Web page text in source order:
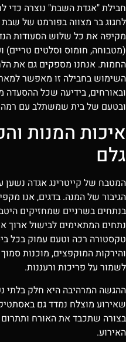
חבילת "אגדת השבת" נוצרה כדי
לחגוג בר מצווה בפורמט של
מקיפה את כל שלוש הסעודות
(מטבוחה, חומוס וסלטים טריים)
החמות. אנחנו מספקים גם את
השימוש בחבילה זו מאפשר
ובאורחים, בידיעה שכל ההסעדה
ובטעם של בית שמשתלב עם רמה
איכות המנות
גלם
המטבח של קייטרינג אגדה נשען
הגיבור של המנה. בדגים, אנו
בנתחים בשרניים שמחזיקים
נתחים המתאימים לבישול ארוך
טקסטורה רכה וטעם עמוק בכל
והירקות המוקפצים, מוכנות
לשמור על פריכות ורעננות.
ההגשה המרהיבה היא חלק בלתי
שאירוע מוצלח נמדד גם
בצורה שתכבד את האורח ותתרום
האירוע.